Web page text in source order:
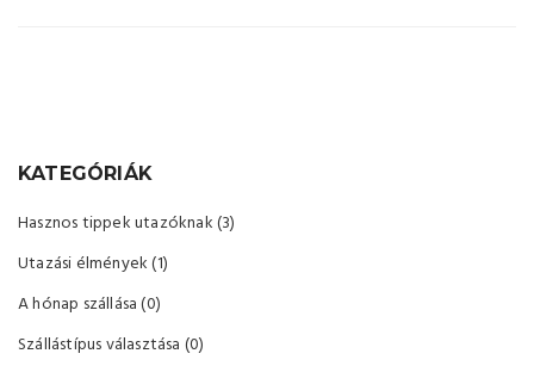
KATEGÓRIÁK
Hasznos tippek utazóknak (3)
Utazási élmények (1)
A hónap szállása (0)
Szállástípus választása (0)